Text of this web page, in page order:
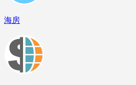
海房